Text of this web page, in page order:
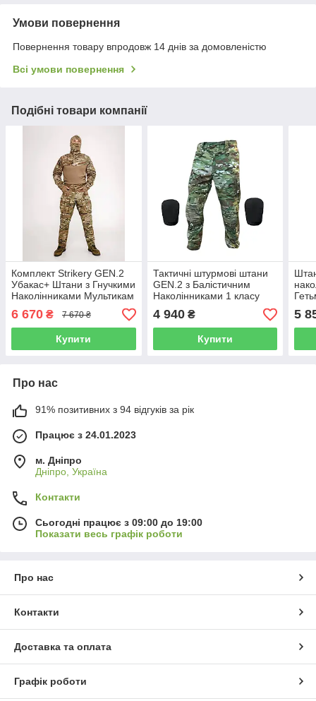
Умови повернення
Повернення товару впродовж 14 днів за домовленістю
Всі умови повернення
Подібні товари компанії
Комплект Strikerу GEN.2
Убакас+ Штани з Гнучкими
Наколінниками Мультикам
Nyco
6 670 ₴ 7 670 ₴
Купити
Тактичні штурмові штани
GEN.2 з Балістичним
Наколінниками 1 класу
Мультикам
4 940₴
Купити
5
Про нас
91% позитивних з 94 відгуків за рік
Працює з 24.01.2023
м. Дніпро
Дніпро, Україна
Контакти
Сьогодні працює з 09:00 до 19:00
Показати весь графік роботи
Про нас
Контакти
Доставка та оплата
Графік роботи